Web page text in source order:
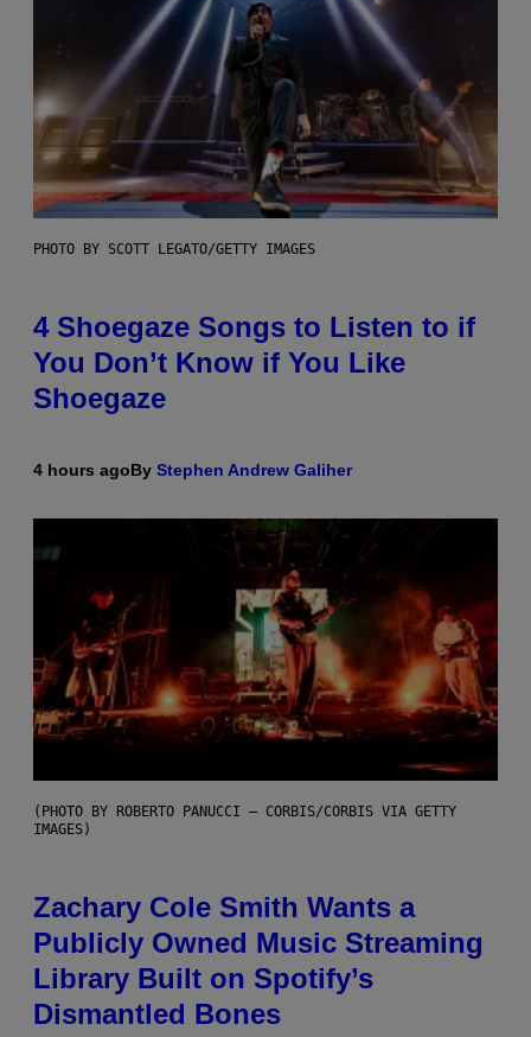
PHOTO BY SCOTT LEGATO/GETTY IMAGES
4 Shoegaze Songs to Listen to if
You Don’t Know if You Like
Shoegaze
4 hours agoBy Stephen Andrew Galiher
(PHOTO BY ROBERTO PANUCCI – CORBIS/CORBIS VIA GETTY
IMAGES)
Zachary Cole Smith Wants a
Publicly Owned Music Streaming
Library Built on Spotify’s
Dismantled Bones